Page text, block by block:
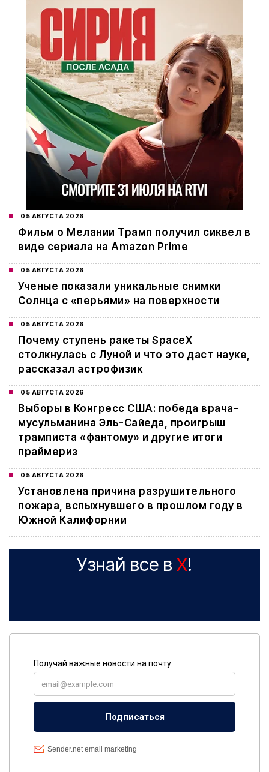
05 АВГУСТА 2026
Фильм о Мелании Трамп получил сиквел в
виде сериала на Amazon Prime
05 АВГУСТА 2026
Ученые показали уникальные снимки
Солнца с «перьями» на поверхности
05 АВГУСТА 2026
Почему ступень ракеты SpaceX
столкнулась с Луной и что это даст науке,
рассказал астрофизик
05 АВГУСТА 2026
Выборы в Конгресс США: победа врача-
мусульманина Эль-Сайеда, проигрыш
трамписта «фантому» и другие итоги
праймериз
05 АВГУСТА 2026
Установлена причина разрушительного
пожара, вспыхнувшего в прошлом году в
Южной Калифорнии
Узнай все в X!